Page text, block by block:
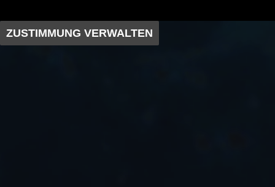
ZUSTIMMUNG VERWALTEN